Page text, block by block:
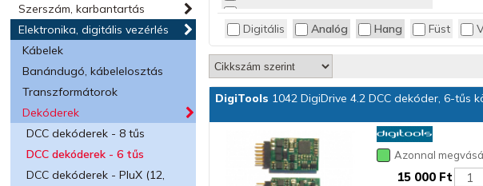
Szerszám, karbantartás
Elektronika, digitális vezérlés
Kábelek
Banándugó, kábelelosztás
Transzformátorok
Dekóderek
DCC dekóderek - 8 tűs
DCC dekóderek - 6 tűs
DCC dekóderek - PluX (12,
PIKO
ROCO
TILLIG
TRIX
VIESSMANN
Digitális Analóg Hang Füst
DigiTools 1042 DigiDrive 4.2 DCC dekóder, 6-tűs
Azonnal
15 000 Ft